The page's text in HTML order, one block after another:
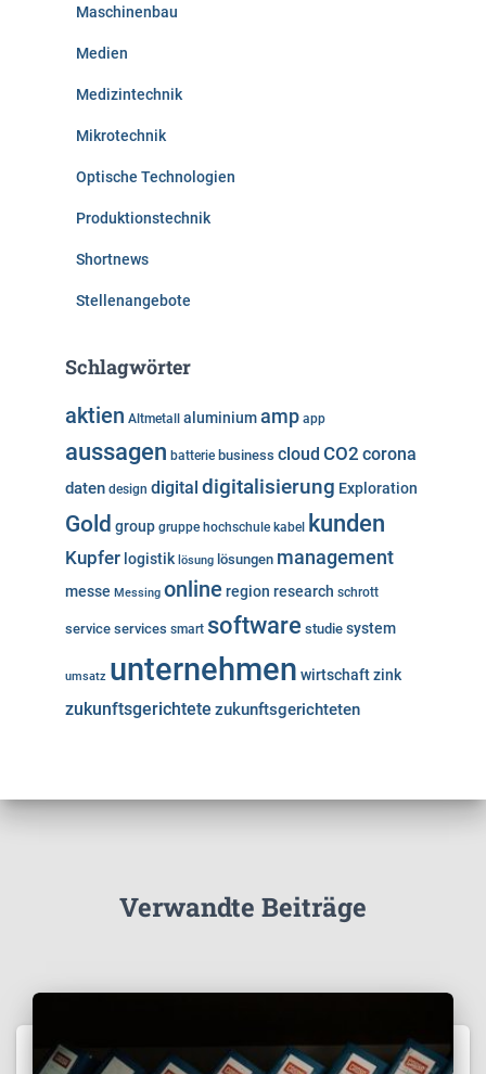
Maschinenbau
Medien
Medizintechnik
Mikrotechnik
Optische Technologien
Produktionstechnik
Shortnews
Stellenangebote
Schlagwörter
aktien Altmetall aluminiumamp app
aussagen batterie business cloud CO2 corona
daten design digital digitalisierung Exploration
Gold group gruppe hochschule kabel kunden
Kupfer logistik lösung lösungen management
messe Messing online region research schrott
service services smart software studie system
umsatz unternehmen wirtschaftzink
zukunftsgerichtete zukunftsgerichteten
Verwandte Beiträge